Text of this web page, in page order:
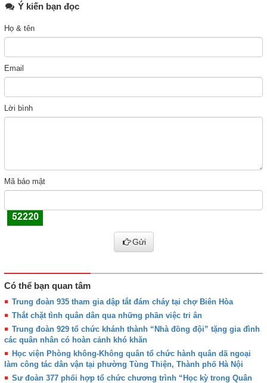
Ý kiến bạn đọc
Họ & tên
Email
Lời bình
Mã bảo mật
Gửi
Có thể bạn quan tâm
Trung đoàn 935 tham gia dập tắt đám cháy tại chợ Biên Hòa
Thắt chặt tình quân dân qua những phần việc tri ân
Trung đoàn 929 tổ chức khánh thành “Nhà đồng đội” tặng gia đình
các quân nhân có hoàn cảnh khó khăn
Học viện Phòng không-Không quân tổ chức hành quân dã ngoại
làm công tác dân vận tại phường Tùng Thiện, Thành phố Hà Nội
Sư đoàn 377 phối hợp tổ chức chương trình “Học kỳ trong Quân